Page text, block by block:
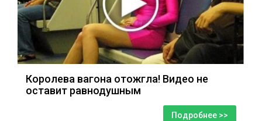
Королева вагона отожгла! Видео не
оставит равнодушным
Подробнее >>